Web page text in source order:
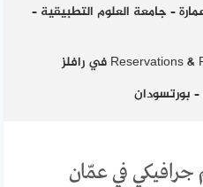
– جامعة العلوم التطبيقية –
في عمّان